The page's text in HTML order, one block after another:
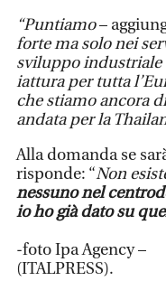
“Puntiamo–
forte ma solo nei
sviluppo industriale
iattura per tutta
che stiamo ancora
andata per la
Alla domanda se
risponde: “Non
nessuno nel
io ho già dato su
-foto Ipa Agency –
(ITALPRESS).